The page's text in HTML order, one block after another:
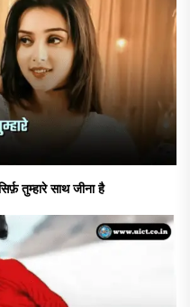
तुम्हारे साथ जीना है